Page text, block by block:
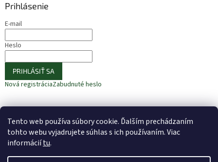
Tento web používa súbory cookie. Ďalším prechádzaním
tohto webu vyjadrujete súhlas s ich používaním. Viac
informáciítu.
Prihlásenie
E-mail
Heslo
PRIHLÁSIŤ SA
Nová registráciaZabudnuté heslo
⚠️ UPOZORNENIE – Fazuľa biela 🎁 ODOBERAJTE NOVINKY −10 %